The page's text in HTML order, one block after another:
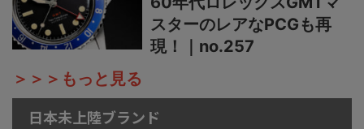
スターのレアなPCGも再
現！｜no.257
＞＞＞もっと見る
日本未上陸ブランド